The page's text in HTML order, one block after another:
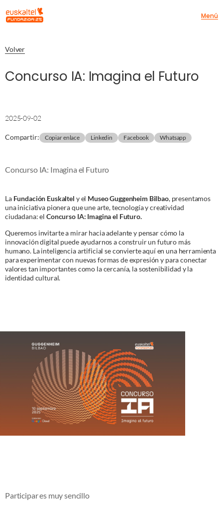
Menú
Volver
Concurso IA: Imagina el Futuro
2025-09-02
Compartir: Copiar enlace Linkedin Facebook Whatsapp
Concurso IA: Imagina el Futuro
La Fundación Euskaltel y el Museo Guggenheim Bilbao, presentamos
una iniciativa pionera que une arte, tecnología y creatividad
ciudadana: elConcurso IA: Imagina el Futuro.
Queremos invitarte a mirar hacia adelante y pensar cómo la
innovación digital puede ayudarnos a construir un futuro más
humano. La inteligencia artificial se convierte aquí en una herramienta
para experimentar con nuevas formas de expresión y para conectar
valores tan importantes como la cercanía, la sostenibilidad y la
identidad cultural.
Participar es muy sencillo